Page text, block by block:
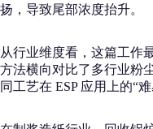
扬，导致尾部浓度抬升。
从行业维度看，这篇工作
方法横向对比了多行业粉
同工艺在 ESP 应用上的“